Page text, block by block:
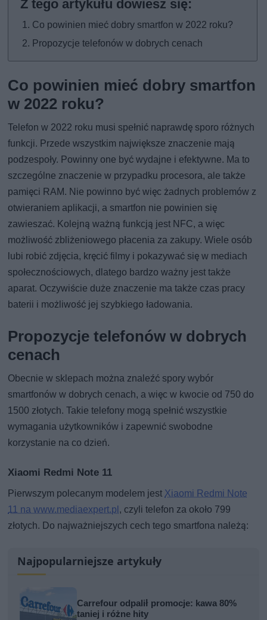
Co powinien mieć dobry smartfon w 2022 roku?
Propozycje telefonów w dobrych cenach
Co powinien mieć dobry smartfon
w 2022 roku?
Telefon w 2022 roku musi spełnić naprawdę sporo różnych
funkcji. Przede wszystkim największe znaczenie mają
podzespoły. Powinny one być wydajne i efektywne. Ma to
szczególne znaczenie w przypadku procesora, ale także
pamięci RAM. Nie powinno być więc żadnych problemów z
otwieraniem aplikacji, a smartfon nie powinien się
zawieszać. Kolejną ważną funkcją jest NFC, a więc
możliwość zbliżeniowego płacenia za zakupy. Wiele osób
lubi robić zdjęcia, kręcić filmy i pokazywać się w mediach
społecznościowych, dlatego bardzo ważny jest także
aparat. Oczywiście duże znaczenie ma także czas pracy
baterii i możliwość jej szybkiego ładowania.
Propozycje telefonów w dobrych
cenach
Obecnie w sklepach można znaleźć spory wybór
smartfonów w dobrych cenach, a więc w kwocie od 750 do
1500 złotych. Takie telefony mogą spełnić wszystkie
wymagania użytkowników i zapewnić swobodne
korzystanie na co dzień.
Xiaomi Redmi Note 11
Pierwszym polecanym modelem jest Xiaomi Redmi Note
11 na www.mediaexpert.pl, czyli telefon za około 799
złotych. Do najważniejszych cech tego smartfona należą:
Najpopularniejsze artykuły
Carrefour odpalił promocje: kawa 80%
taniej i różne hity